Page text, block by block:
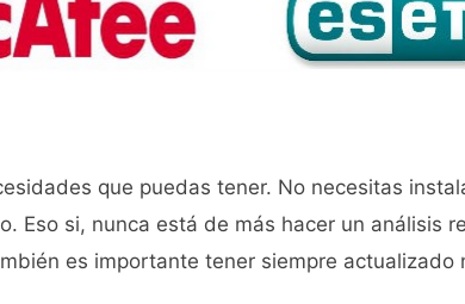
que puedas tener. No necesitas
Eso si, nunca está de más hacer un análisis
es importante tener siempre actualizado